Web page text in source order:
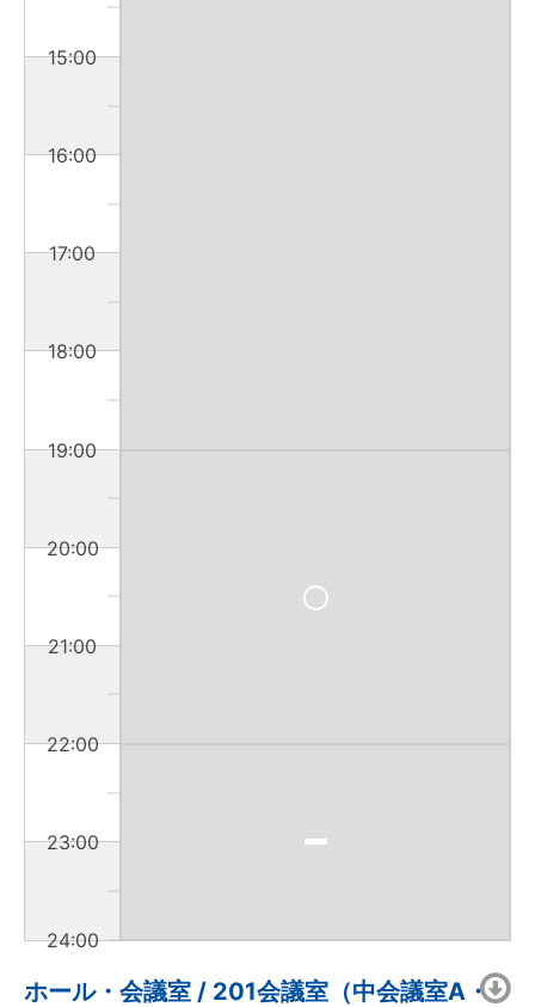
15:00
16:00
17:00
18:00
19:00
20:00
21:00
22:00
23:00
24:00
ホール・会議室 / 201会議室（中会議室A・